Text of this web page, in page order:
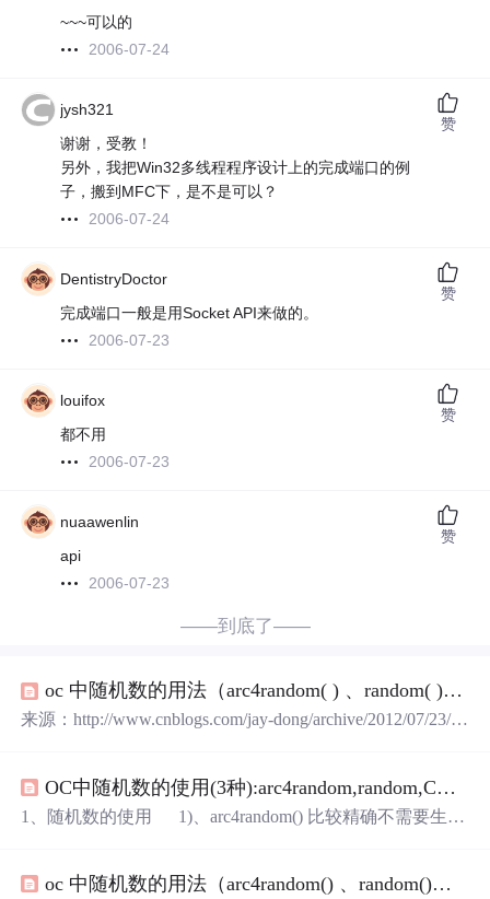
~~~可以的
2006-07-24
jysh321
谢谢，受教！
另外，我把Win32多线程程序设计上的完成端口的例
子，搬到MFC下，是不是可以？
2006-07-24
赞
DentistryDoctor
完成端口一般是用Socket API来做的。
2006-07-23
赞
louifox
都不用
2006-07-23
赞
nuaawenlin
api
2006-07-23
赞
——到底了——
oc 中随机数的用法（arc4random( ) 、random( )、CCRANDOM_0_1( )
来源：http://www.cnblogs.com/jay-dong/archive/2012/07/23/26
码如下： intvalue=...
OC中随机数的使用(3种):arc4random,random,CCRANDOM_0_1()
1、随机数的使用 1)、arc4random() 比较精确不需要生成
dom() % x; 获取1到x之间的整数的
oc 中随机数的用法（arc4random() 、random()、CCRANDOM_0_1()